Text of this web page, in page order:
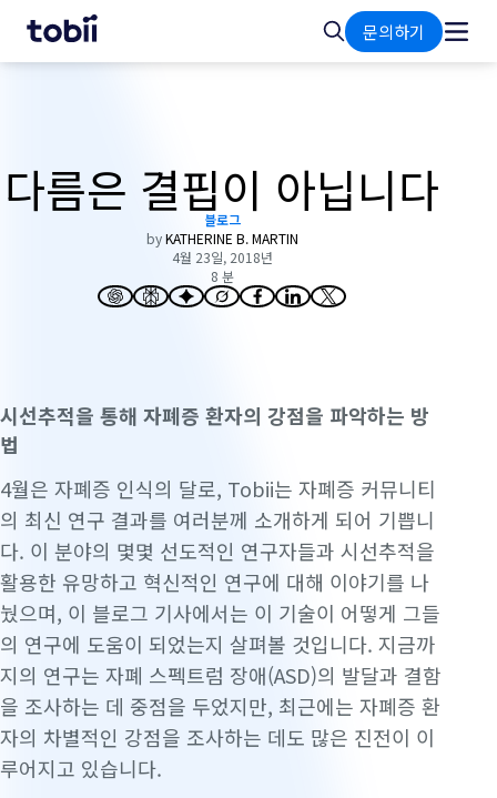
검
색
문의하기
다름은 결핍이 아닙니다
블로그
by KATHERINE B. MARTIN
4월 23일, 2018년
8 분
시선추적을 통해 자폐증 환자의 강점을 파악하는 방
법
4월은 자폐증 인식의 달로, Tobii는 자폐증 커뮤니티
의 최신 연구 결과를 여러분께 소개하게 되어 기쁩니
다. 이 분야의 몇몇 선도적인 연구자들과 시선추적을
활용한 유망하고 혁신적인 연구에 대해 이야기를 나
눴으며, 이 블로그 기사에서는 이 기술이 어떻게 그들
의 연구에 도움이 되었는지 살펴볼 것입니다. 지금까
지의 연구는 자폐 스펙트럼 장애(ASD)의 발달과 결함
을 조사하는 데 중점을 두었지만, 최근에는 자폐증 환
자의 차별적인 강점을 조사하는 데도 많은 진전이 이
루어지고 있습니다.